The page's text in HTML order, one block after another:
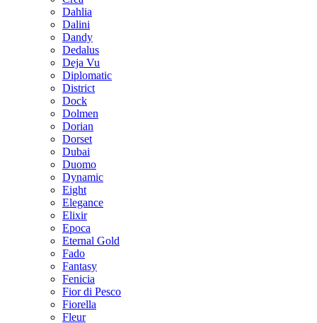
Dahlia
Dalini
Dandy
Dedalus
Deja Vu
Diplomatic
District
Dock
Dolmen
Dorian
Dorset
Dubai
Duomo
Dynamic
Eight
Elegance
Elixir
Epoca
Eternal Gold
Fado
Fantasy
Fenicia
Fior di Pesco
Fiorella
Fleur